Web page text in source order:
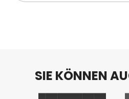
SIE KÖNNEN